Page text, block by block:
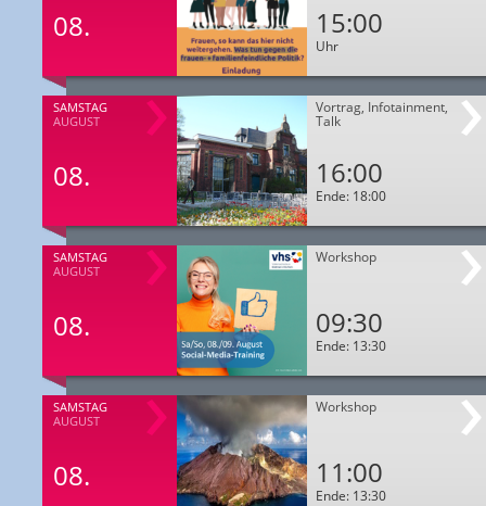
08. 15:00
Uhr
SAMSTAG
AUGUST
08.
Vortrag, Infotainment,
Talk
16:00
Ende: 18:00
SAMSTAG
AUGUST
08.
Workshop
09:30
Ende: 13:30
SAMSTAG
AUGUST
08.
Workshop
11:00
Ende: 13:30